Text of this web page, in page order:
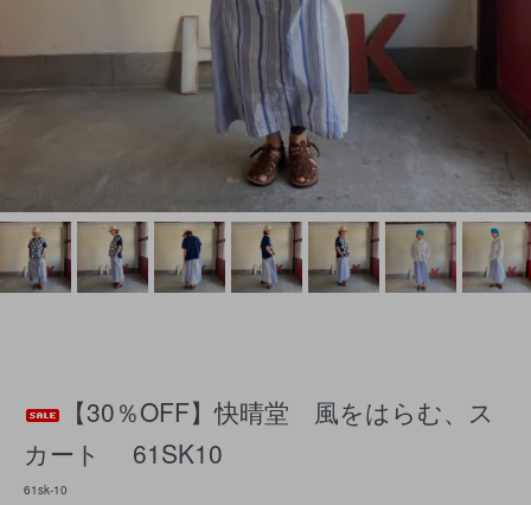
【30％OFF】快晴堂 風をはらむ、ス
カート 61SK10
61sk-10